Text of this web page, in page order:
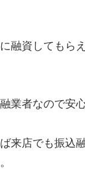
融資してもら
業者なので安
来店でも振込